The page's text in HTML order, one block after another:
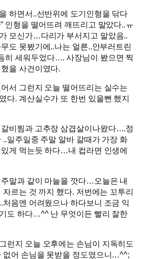
하면서..선반위에 도기인형을 닦다
인형을 떨어뜨려 깨뜨리고 말았다..ㅠ
모신가…다리가 부서지고 말았음..
도 못봤기에..나는 얼른..안부러트린
히 세워두었다…. 사장님이 봤으면 찍
을 사건이였다.
서 그런지 오늘 떨어뜨리는 실수는
다. 계산실수가 또 한번 있을뻔 했지
갈비찜과 고추장 삼겹살이나왔다….정
..일주일중 주말 알바 갈때가 가장 화
게 먹는듯 하다…내 컵라면 인생에
말과 같이 마늘을 깟다…오늘은 내
자르는 것 까지 했다. 저번에는 꼬투리
처음엔 어려웠으나 하다보니 조금 익
도 하다…^^ 난 무엇이든 빨리 잘한
런지 오늘 오후에는 손님이 지독히도
없어 손님을 못받을 정도였으니…^^;